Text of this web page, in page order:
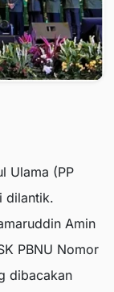
Ulama (PP
dilantik.
Amin
PBNU Nomor
dibacakan